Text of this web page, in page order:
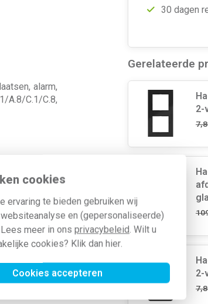
cookies
ervaring te bieden gebruiken wij
en (gepersonaliseerde)
meer in ons privacybeleid. Wilt u
cookies? Klik dan hier.
Cookies accepteren
30 dagen
alarm,
C.1/C.8,
Gerelateerde
2-
2-